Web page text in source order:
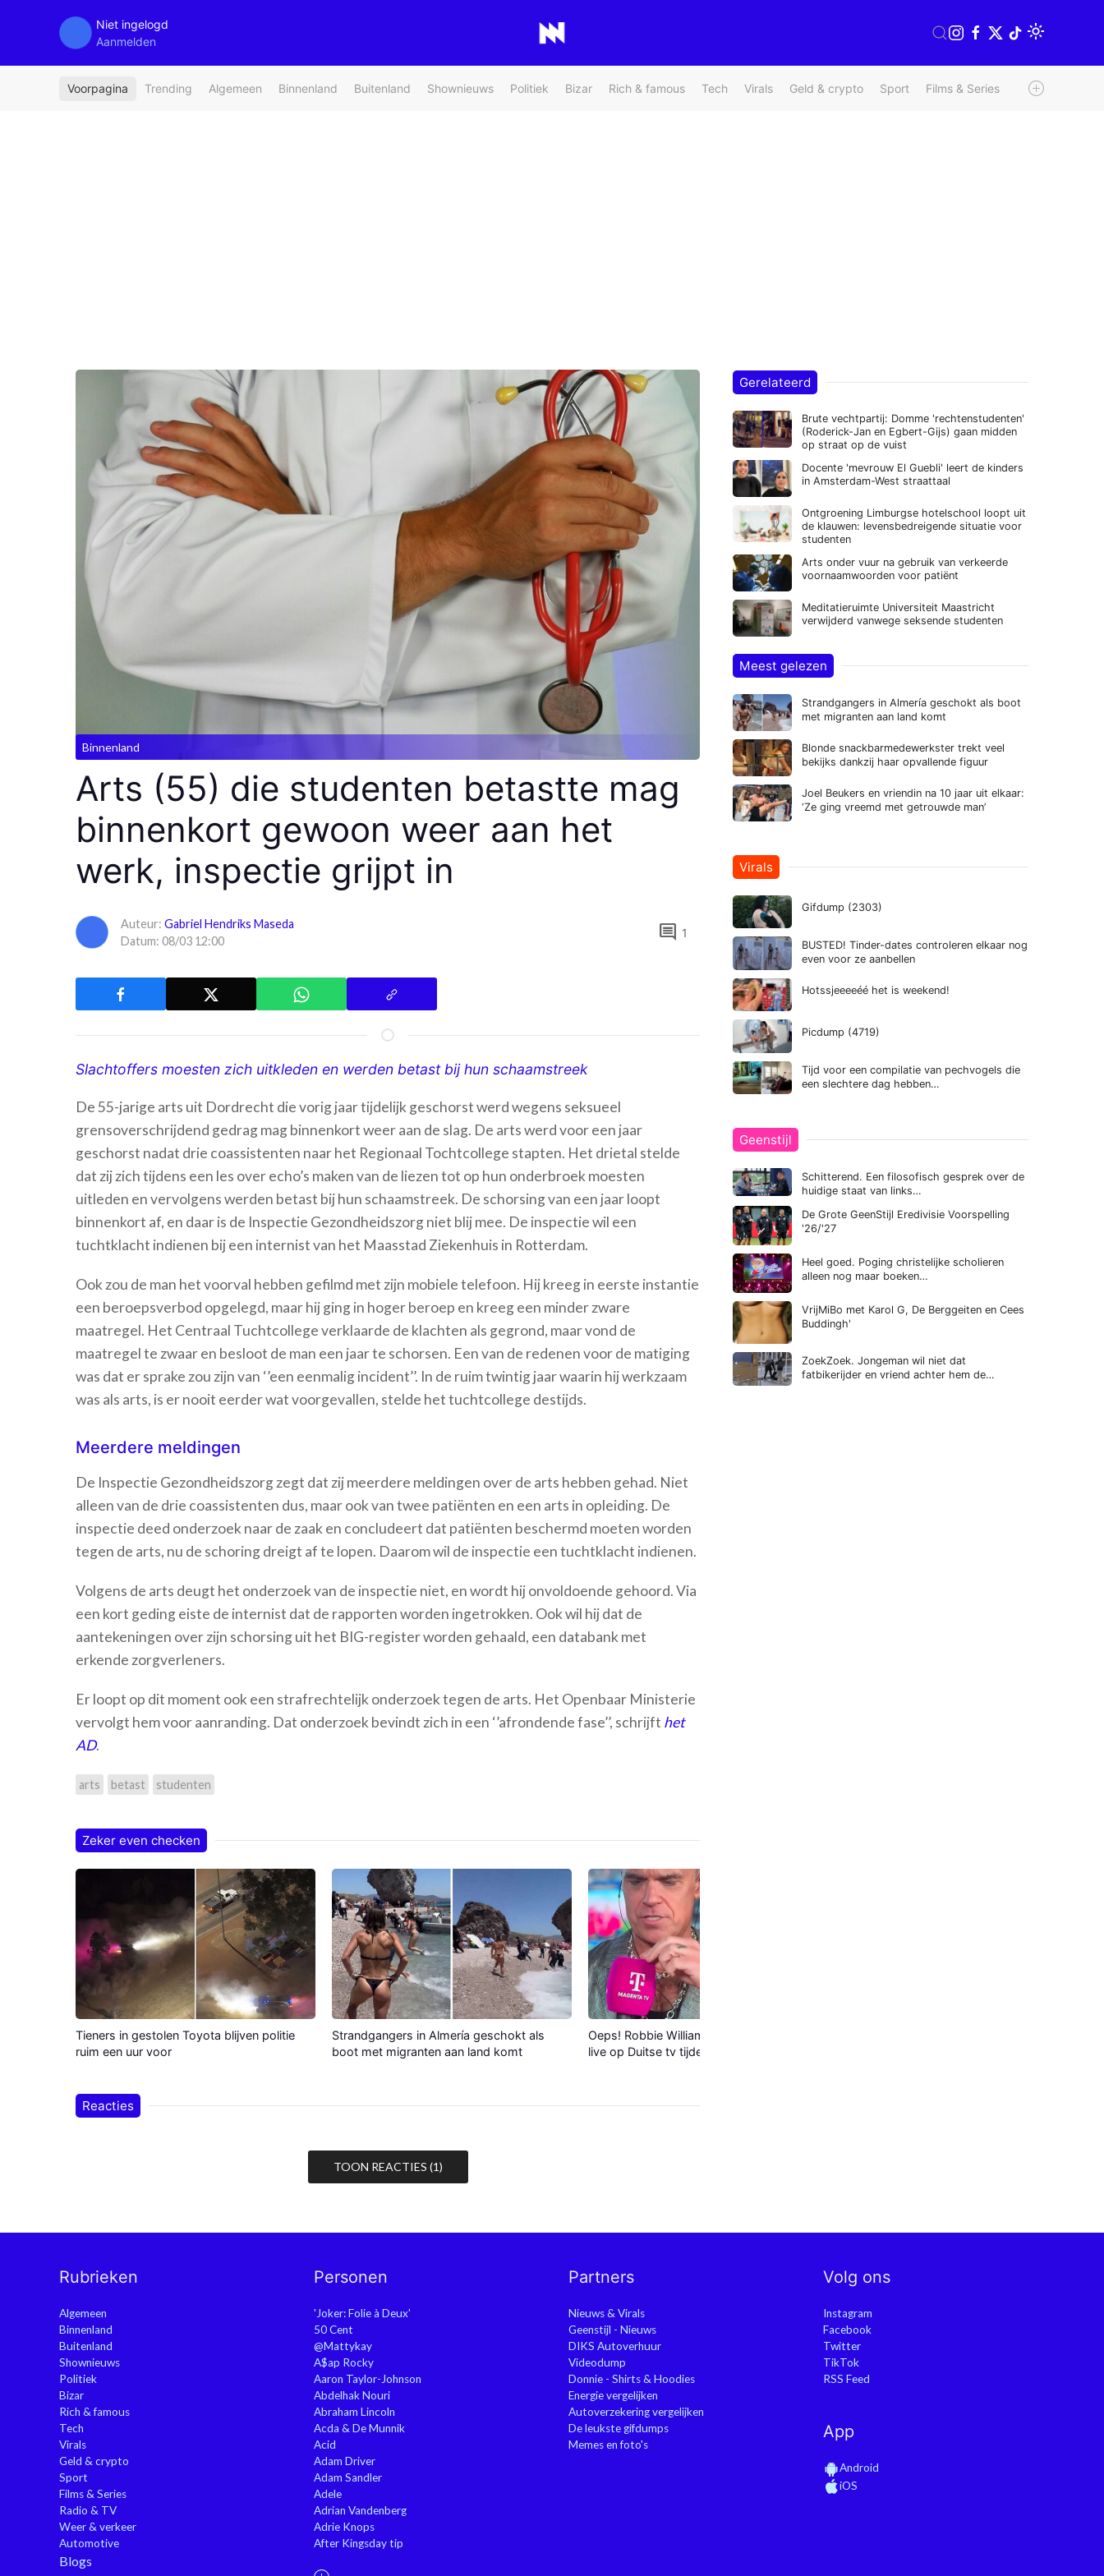
Niet ingelogd
Aanmelden
Voorpagina Trending Algemeen Binnenland Buitenland Shownieuws Politiek Bizar Rich & famous Tech Virals Geld & crypto Sport Films & Series Radio & TV
Binnenland
Arts (55) die studenten betastte mag
binnenkort gewoon weer aan het
werk, inspectie grijpt in
Auteur: Gabriel Hendriks Maseda
Datum: 08/03 12:00
comment 1
Slachtoffers moesten zich uitkleden en werden betast bij hun schaamstreek
De 55-jarige arts uit Dordrecht die vorig jaar tijdelijk geschorst werd wegens seksueel
grensoverschrijdend gedrag mag binnenkort weer aan de slag. De arts werd voor een jaar
geschorst nadat drie coassistenten naar het Regionaal Tochtcollege stapten. Het drietal stelde
dat zij zich tijdens een les over echo’s maken van de liezen tot op hun onderbroek moesten
uitleden en vervolgens werden betast bij hun schaamstreek. De schorsing van een jaar loopt
binnenkort af, en daar is de Inspectie Gezondheidszorg niet blij mee. De inspectie wil een
tuchtklacht indienen bij een internist van het Maasstad Ziekenhuis in Rotterdam.
Ook zou de man het voorval hebben gefilmd met zijn mobiele telefoon. Hij kreeg in eerste instantie
een beroepsverbod opgelegd, maar hij ging in hoger beroep en kreeg een minder zware
maatregel. Het Centraal Tuchtcollege verklaarde de klachten als gegrond, maar vond de
maatregel te zwaar en besloot de man een jaar te schorsen. Een van de redenen voor de matiging
was dat er sprake zou zijn van ‘’een eenmalig incident’’. In de ruim twintig jaar waarin hij werkzaam
was als arts, is er nooit eerder wat voorgevallen, stelde het tuchtcollege destijds.
Meerdere meldingen
De Inspectie Gezondheidszorg zegt dat zij meerdere meldingen over de arts hebben gehad. Niet
alleen van de drie coassistenten dus, maar ook van twee patiënten en een arts in opleiding. De
inspectie deed onderzoek naar de zaak en concludeert dat patiënten beschermd moeten worden
tegen de arts, nu de schoring dreigt af te lopen. Daarom wil de inspectie een tuchtklacht indienen.
Volgens de arts deugt het onderzoek van de inspectie niet, en wordt hij onvoldoende gehoord. Via
een kort geding eiste de internist dat de rapporten worden ingetrokken. Ook wil hij dat de
aantekeningen over zijn schorsing uit het BIG-register worden gehaald, een databank met
erkende zorgverleners.
Er loopt op dit moment ook een strafrechtelijk onderzoek tegen de arts. Het Openbaar Ministerie
vervolgt hem voor aanranding. Dat onderzoek bevindt zich in een ‘’afrondende fase’’, schrijft het
AD.
arts betast studenten
Zeker even checken
Tieners in gestolen Toyota blijven politie
ruim een uur voor
Strandgangers in Almería geschokt als
boot met migranten aan land komt
Oeps! Robbie Williams verliest 'wit brokje'
live op Duitse tv tijdens WK-finale
Reacties
TOON REACTIES (1)
Gerelateerd
Brute vechtpartij: Domme 'rechtenstudenten'
(Roderick-Jan en Egbert-Gijs) gaan midden
op straat op de vuist
Docente 'mevrouw El Guebli' leert de kinders
in Amsterdam-West straattaal
Ontgroening Limburgse hotelschool loopt uit
de klauwen: levensbedreigende situatie voor
studenten
Arts onder vuur na gebruik van verkeerde
voornaamwoorden voor patiënt
Meditatieruimte Universiteit Maastricht
verwijderd vanwege seksende studenten
Meest gelezen
Strandgangers in Almería geschokt als boot
met migranten aan land komt
Blonde snackbarmedewerkster trekt veel
bekijks dankzij haar opvallende figuur
Joel Beukers en vriendin na 10 jaar uit elkaar:
‘Ze ging vreemd met getrouwde man’
Virals
Gifdump (2303)
BUSTED! Tinder-dates controleren elkaar nog
even voor ze aanbellen
Hotssjeeeeéé het is weekend!
Picdump (4719)
Tijd voor een compilatie van pechvogels die
een slechtere dag hebben…
Geenstijl
Schitterend. Een filosofisch gesprek over de
huidige staat van links…
De Grote GeenStijl Eredivisie Voorspelling
'26/'27
Heel goed. Poging christelijke scholieren
alleen nog maar boeken…
VrijMiBo met Karol G, De Berggeiten en Cees
Buddingh'
ZoekZoek. Jongeman wil niet dat
fatbikerijder en vriend achter hem de…
Rubrieken
Algemeen
Binnenland
Buitenland
Shownieuws
Politiek
Bizar
Rich & famous
Tech
Virals
Geld & crypto
Sport
Films & Series
Radio & TV
Weer & verkeer
Automotive
Blogs
Personen
'Joker: Folie à Deux'
50 Cent
@Mattykay
A$ap Rocky
Aaron Taylor-Johnson
Abdelhak Nouri
Abraham Lincoln
Acda & De Munnik
Acid
Adam Driver
Adam Sandler
Adele
Adrian Vandenberg
Adrie Knops
After Kingsday tip
Partners
Nieuws & Virals
Geenstijl - Nieuws
DIKS Autoverhuur
Videodump
Donnie - Shirts & Hoodies
Energie vergelijken
Autoverzekering vergelijken
De leukste gifdumps
Memes en foto's
Volg ons
Instagram
Facebook
Twitter
TikTok
RSS Feed
App
Android
iOS